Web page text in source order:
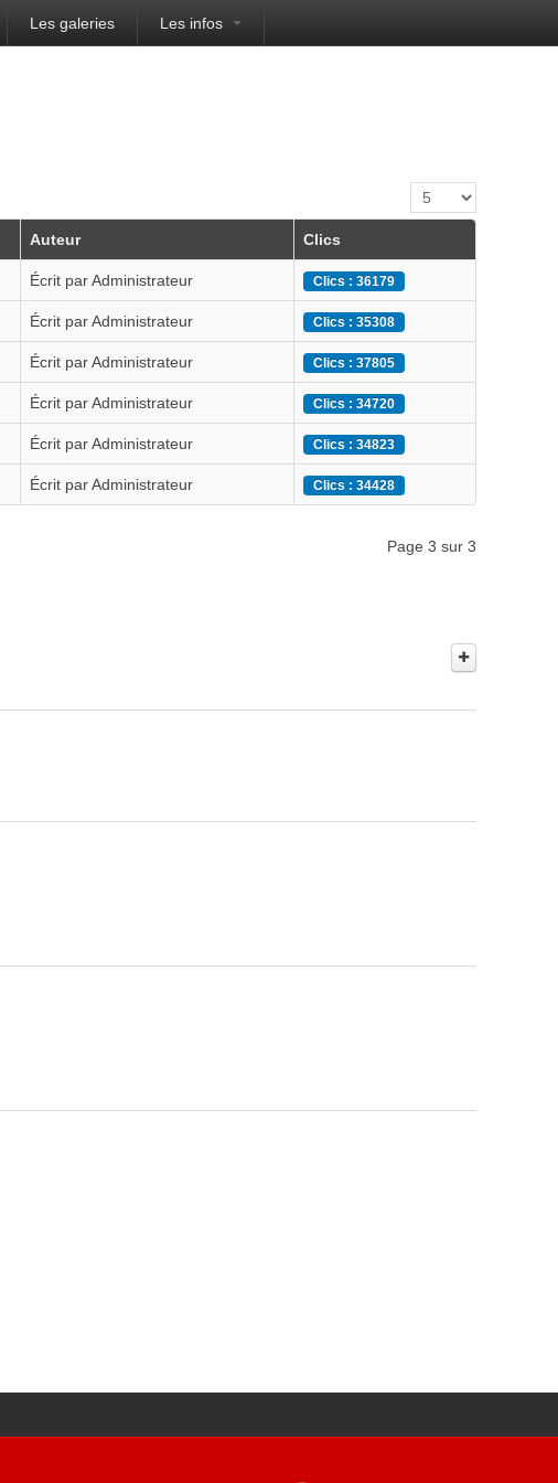
Les galeries Les infos
Affichage #
Auteur Clics
Écrit par Administrateur Clics : 36179
Écrit par Administrateur Clics : 35308
Écrit par Administrateur Clics : 37805
Écrit par Administrateur Clics : 34720
Écrit par Administrateur Clics : 34823
Écrit par Administrateur Clics : 34428
Page 3 sur 3